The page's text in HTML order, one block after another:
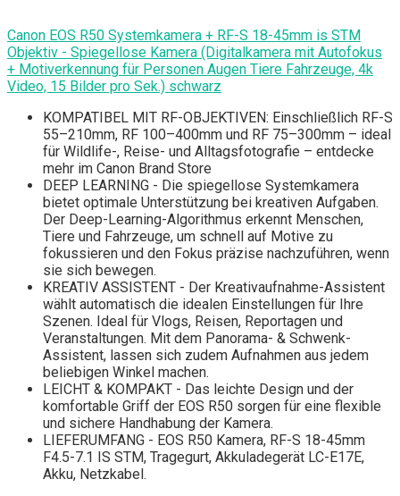
Canon EOS R50 Systemkamera + RF-S 18-45mm is STM
Objektiv - Spiegellose Kamera (Digitalkamera mit Autofokus
+ Motiverkennung für Personen Augen Tiere Fahrzeuge, 4k
Video, 15 Bilder pro Sek.) schwarz
KOMPATIBEL MIT RF-OBJEKTIVEN: Einschließlich RF-S
55–210mm, RF 100–400mm und RF 75–300mm – ideal
für Wildlife-, Reise- und Alltagsfotografie – entdecke
mehr im Canon Brand Store
DEEP LEARNING - Die spiegellose Systemkamera
bietet optimale Unterstützung bei kreativen Aufgaben.
Der Deep-Learning-Algorithmus erkennt Menschen,
Tiere und Fahrzeuge, um schnell auf Motive zu
fokussieren und den Fokus präzise nachzuführen, wenn
sie sich bewegen.
KREATIV ASSISTENT - Der Kreativaufnahme-Assistent
wählt automatisch die idealen Einstellungen für Ihre
Szenen. Ideal für Vlogs, Reisen, Reportagen und
Veranstaltungen. Mit dem Panorama- & Schwenk-
Assistent, lassen sich zudem Aufnahmen aus jedem
beliebigen Winkel machen.
LEICHT & KOMPAKT - Das leichte Design und der
komfortable Griff der EOS R50 sorgen für eine flexible
und sichere Handhabung der Kamera.
LIEFERUMFANG - EOS R50 Kamera, RF-S 18-45mm
F4.5-7.1 IS STM, Tragegurt, Akkuladegerät LC-E17E,
Akku, Netzkabel.